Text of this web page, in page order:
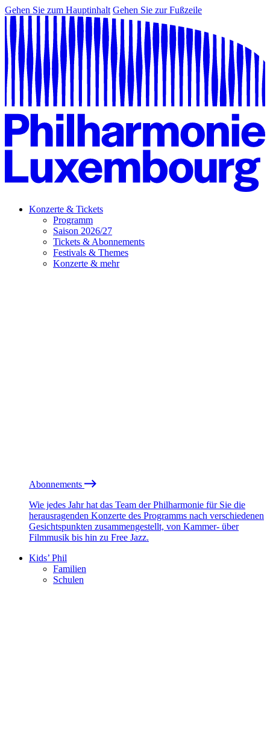
Gehen Sie zum Hauptinhalt Gehen Sie zur Fußzeile
Konzerte & Tickets
Programm
Saison 2026/27
Tickets & Abonnements
Festivals & Themes
Konzerte & mehr
Abonnements
Wie jedes Jahr hat das Team der Philharmonie für Sie die
herausragenden Konzerte des Programms nach verschiedenen
Gesichtspunkten zusammengestellt, von Kammer- über
Filmmusik bis hin zu Free Jazz.
Kids’ Phil
Familien
Schulen